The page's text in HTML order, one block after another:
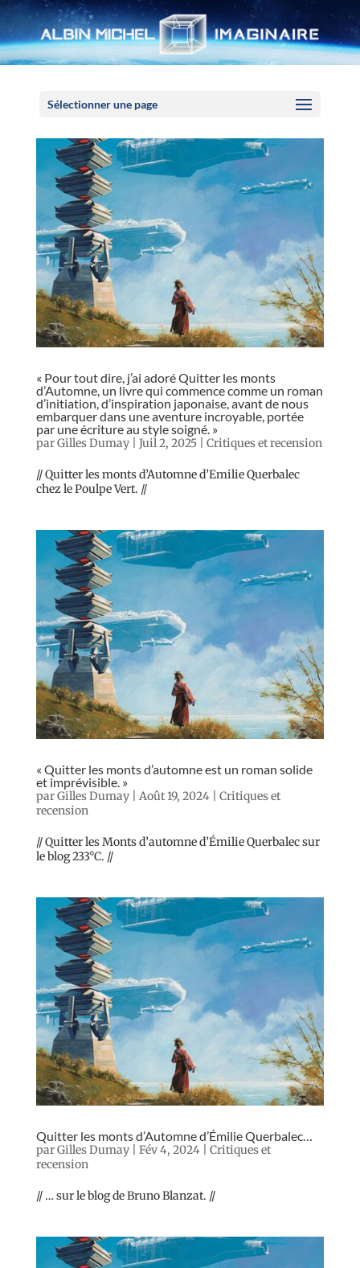
Sélectionner une page
« Pour tout dire, j’ai adoré Quitter les monts
d’Automne, un livre qui commence comme un roman
d’initiation, d’inspiration japonaise, avant de nous
embarquer dans une aventure incroyable, portée
par une écriture au style soigné. »
parGilles Dumay| Juil 2, 2025| Critiques et recension
// Quitter les monts d’Automne d’Emilie Querbalec
chez le Poulpe Vert. //
« Quitter les monts d’automne est un roman solide
et imprévisible. »
parGilles Dumay| Août 19, 2024| Critiques et
recension
// Quitter les Monts d’automne d’Émilie Querbalec sur
le blog 233°C. //
Quitter les monts d’Automne d’Émilie Querbalec…
parGilles Dumay| Fév 4, 2024| Critiques et
recension
// … sur le blog de Bruno Blanzat. //
Panneau de gestion des cookies